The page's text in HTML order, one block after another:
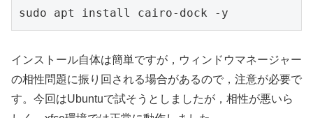
sudo apt install cairo-dock -y
インストール自体は簡単ですが，ウィンドウマネージャー
の相性問題に振り回される場合があるので，注意が必要で
す。今回はUbuntuで試そうとしましたが，相性が悪いら